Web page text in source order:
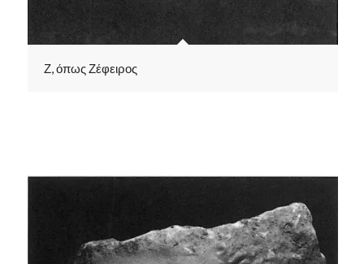
Ζ, όπως Ζέφειρος